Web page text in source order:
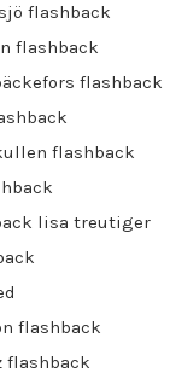
flashback
flashback
flashback
flashback
lisa treutiger
flashback
flashback